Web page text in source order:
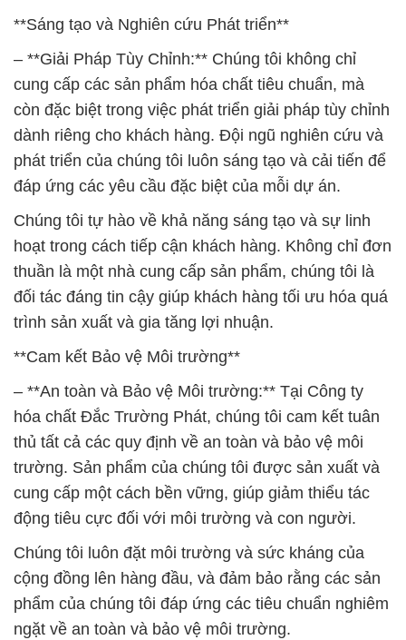
**Sáng tạo và Nghiên cứu Phát triển**
– **Giải Pháp Tùy Chỉnh:** Chúng tôi không chỉ
cung cấp các sản phẩm hóa chất tiêu chuẩn, mà
còn đặc biệt trong việc phát triển giải pháp tùy chỉnh
dành riêng cho khách hàng. Đội ngũ nghiên cứu và
phát triển của chúng tôi luôn sáng tạo và cải tiến để
đáp ứng các yêu cầu đặc biệt của mỗi dự án.
Chúng tôi tự hào về khả năng sáng tạo và sự linh
hoạt trong cách tiếp cận khách hàng. Không chỉ đơn
thuần là một nhà cung cấp sản phẩm, chúng tôi là
đối tác đáng tin cậy giúp khách hàng tối ưu hóa quá
trình sản xuất và gia tăng lợi nhuận.
**Cam kết Bảo vệ Môi trường**
– **An toàn và Bảo vệ Môi trường:** Tại Công ty
hóa chất Đắc Trường Phát, chúng tôi cam kết tuân
thủ tất cả các quy định về an toàn và bảo vệ môi
trường. Sản phẩm của chúng tôi được sản xuất và
cung cấp một cách bền vững, giúp giảm thiểu tác
động tiêu cực đối với môi trường và con người.
Chúng tôi luôn đặt môi trường và sức kháng của
cộng đồng lên hàng đầu, và đảm bảo rằng các sản
phẩm của chúng tôi đáp ứng các tiêu chuẩn nghiêm
ngặt về an toàn và bảo vệ môi trường.